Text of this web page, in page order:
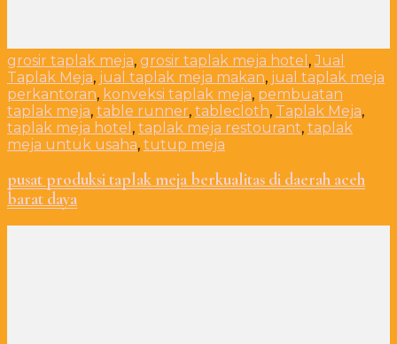
grosir taplak meja, grosir taplak meja hotel ,Jual
Taplak Meja, jual taplak meja makan, jual taplak meja
perkantoran, konveksi taplak meja, pembuatan
taplak meja, table runner, tablecloth, Taplak Meja,
taplak meja hotel , taplak meja restourant, taplak
meja untuk usaha, tutup meja
pusat produksi taplak meja berkualitas di daerah aceh
barat daya